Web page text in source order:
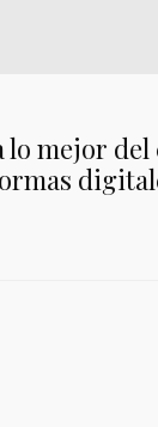
lo mejor